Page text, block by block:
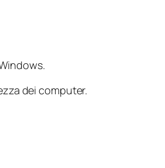
dei computer.